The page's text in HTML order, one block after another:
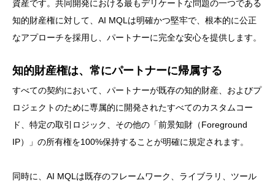
資産です。共同開発における最もデリケートな問題の一つである
知的財産権に対して、AI MQLは明確かつ堅牢で、根本的に公正
なアプローチを採用し、パートナーに完全な安心を提供します。
知的財産権は、常にパートナーに帰属する
すべての契約において、パートナーが既存の知的財産、およびプ
ロジェクトのために専属的に開発されたすべてのカスタムコー
ド、特定の取引ロジック、その他の「前景知財（Foreground
IP）」の所有権を100%保持することが明確に規定されます。
同時に、AI MQLは既存のフレームワーク、ライブラリ、ツール